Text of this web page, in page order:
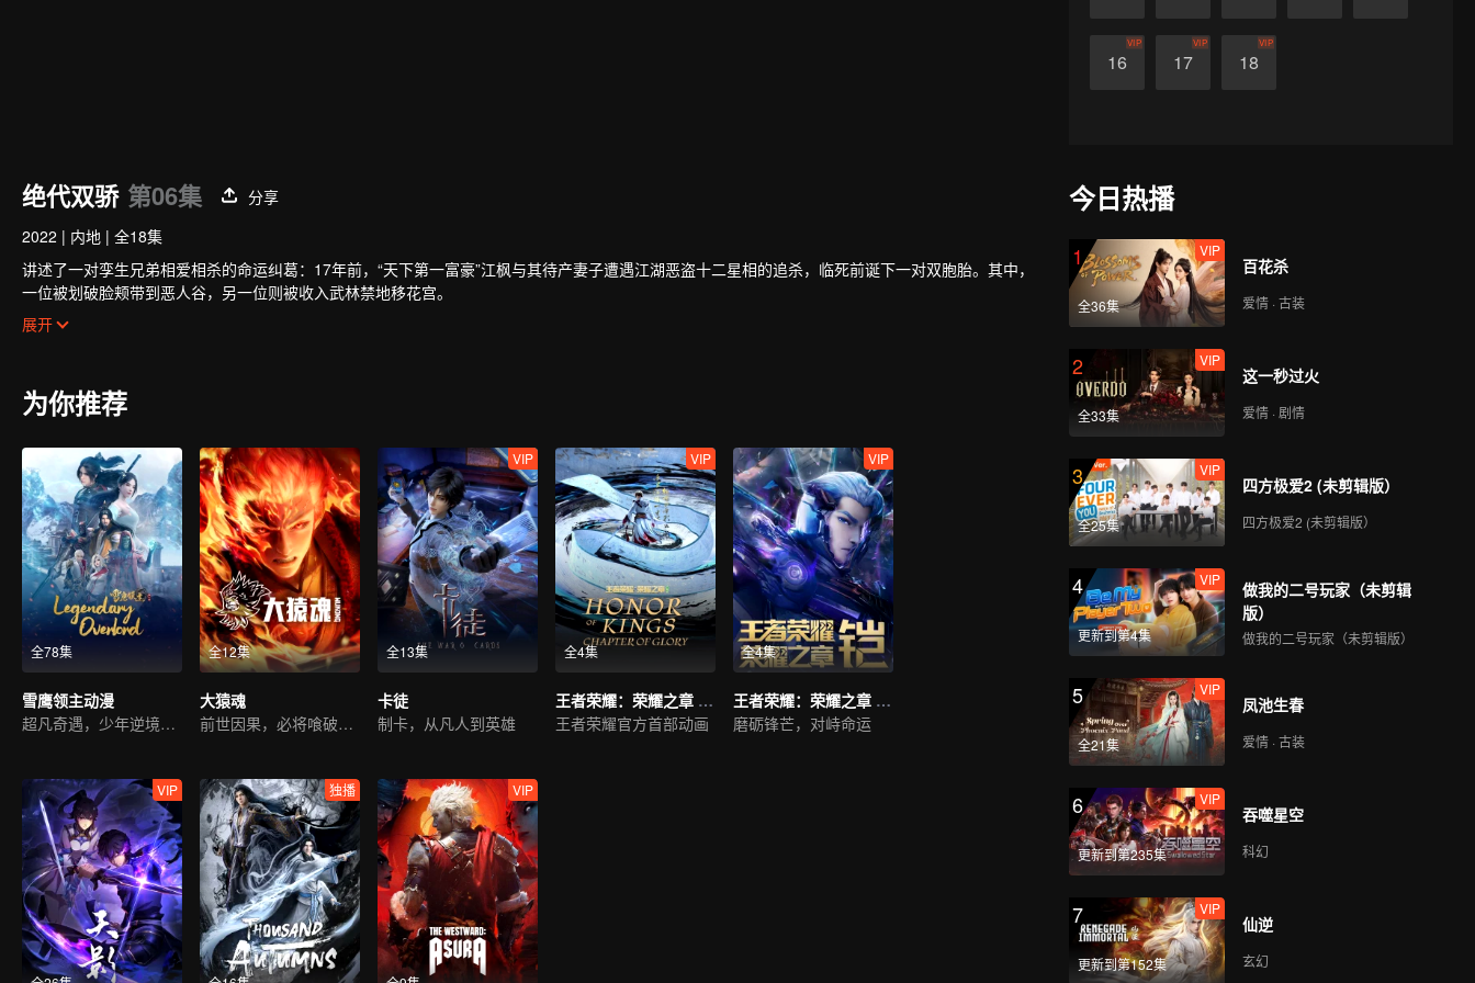
16
VIP
17
VIP
18
VIP
绝代双骄 第06集
分享
2022 | 内地 | 全18集
讲述了一对孪生兄弟相爱相杀的命运纠葛：17年前，“天下第一富豪”江枫与其待产妻子遭遇江湖恶盗十二星相的追杀，临死前诞下一对双胞胎。其中，
一位被划破脸颊带到恶人谷，另一位则被收入武林禁地移花宫。
多年后，刀疤少年江小鱼被恶人谷内五大恶人养大，立志成为“天下第一恶人”；而翩翩公子花无缺，则秉持师父邀月“断情绝欲，除恶卫道”的理念下山除
恶。
展开
为你推荐
全78集
雪鹰领主动漫
超凡奇遇，少年逆境重生
全12集
大猿魂
前世因果，必将喰破苍穹
全13集
VIP
卡徒
制卡，从凡人到英雄
全4集
VIP
王者荣耀：荣耀之章 碎月篇
王者荣耀官方首部动画
全4集
VIP
王者荣耀：荣耀之章 命运篇
磨砺锋芒，对峙命运
VIP 独播 VIP
今日热播
1
全36集
VIP
百花杀
爱情 · 古装
2
全33集
VIP
这一秒过火
爱情 · 剧情
3
全25集
VIP
四方极爱2 (未剪辑版）
四方极爱2 (未剪辑版）
4
更新到第4集
VIP
做我的二号玩家（未剪辑
版）
做我的二号玩家（未剪辑版）
5
全21集
VIP
凤池生春
爱情 · 古装
6
更新到第235集
VIP
吞噬星空
科幻
7
更新到第152集
VIP
仙逆
玄幻